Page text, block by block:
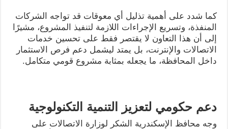
كما شدد على أهمية تذليل أي معوقات قد تواجه الشركات
المنفذة، وتسريع الإجراءات اللازمة لتنفيذ المشروع، مشيرًا
إلى أن هذا التعاون لا يقتصر فقط على تحسين خدمات
الاتصالات والإنترنت، بل يمتد ليشمل دعم فرص الاستثمار
داخل المحافظة، ما يجعله بمثابة مشروع قومي متكامل.
دعم حكومي لتعزيز التنمية التكنولوجية
وجه محافظ الإسكندرية الشكر لوزارة الاتصالات على